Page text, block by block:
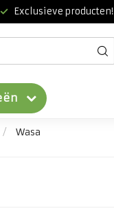
Exclusieve producten!
/ Wasa